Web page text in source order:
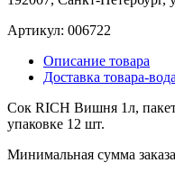
Артикул: 006722
Описание товара
Доставка товара-
Сок RICH Вишня 1л,
упаковке 12 шт.
Минимальная сумма